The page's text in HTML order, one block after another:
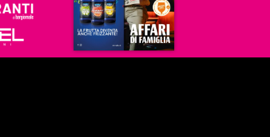
Ristoranti
Hoteldomani